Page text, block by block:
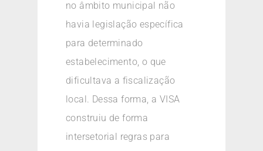
no âmbito municipal não
havia legislação específica
para determinado
estabelecimento, o que
dificultava a fiscalização
local. Dessa forma, a VISA
construiu de forma
intersetorial regras para